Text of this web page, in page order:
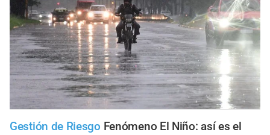
Gestión de Riesgo Fenómeno El Niño: así es el